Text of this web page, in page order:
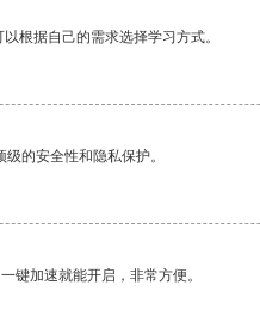
根据自己的需求选择学习方式。
的安全性和隐私保护。
键加速就能开启，非常方便。